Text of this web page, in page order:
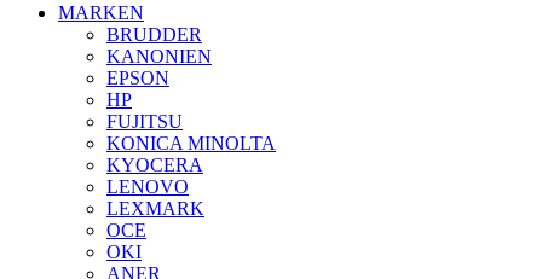
MARKEN
BRUDDER
KANONIEN
EPSON
HP
FUJITSU
KONICA MINOLTA
KYOCERA
LENOVO
LEXMARK
OCE
OKI
ANER